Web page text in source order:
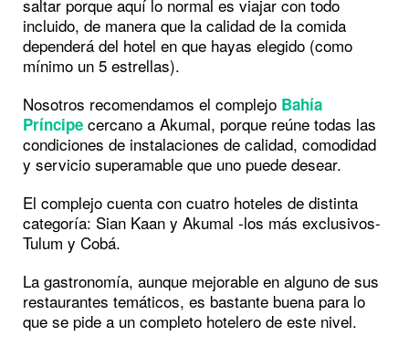
saltar porque aquí lo normal es viajar con todo
incluido, de manera que la calidad de la comida
dependerá del hotel en que hayas elegido (como
mínimo un 5 estrellas).
Nosotros recomendamos el complejo Bahía
Príncipe cercano a Akumal, porque reúne todas las
condiciones de instalaciones de calidad, comodidad
y servicio superamable que uno puede desear.
El complejo cuenta con cuatro hoteles de distinta
categoría: Sian Kaan y Akumal -los más exclusivos-
Tulum y Cobá.
La gastronomía, aunque mejorable en alguno de sus
restaurantes temáticos, es bastante buena para lo
que se pide a un completo hotelero de este nivel.